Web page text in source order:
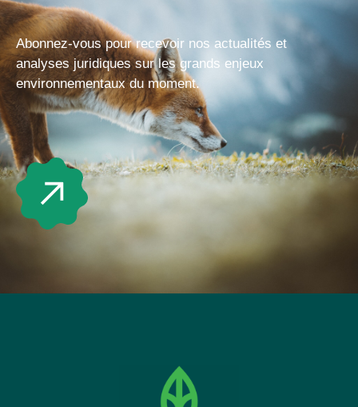
Abonnez-vous pour recevoir nos actualités et
analyses juridiques sur les grands enjeux
environnementaux du moment.